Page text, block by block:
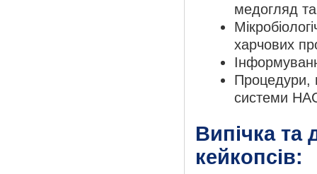
медогляд та
харчових
Процедури,
системи
Випічка та
кейкопсів: